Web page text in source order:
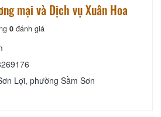
mại và Dịch vụ Xuân Hoa
0 đánh giá
Lợi, phường Sầm Sơn